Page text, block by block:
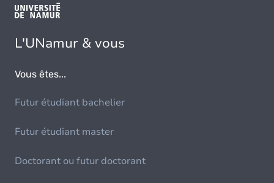
L'UNamur & vous
Vous êtes...
Futur étudiant bachelier
Futur étudiant master
Doctorant ou futur doctorant